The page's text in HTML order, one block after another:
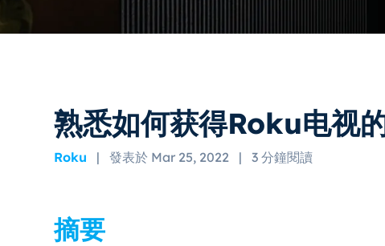
熟悉如何获得Roku电视
Roku | 發表於 Mar 25, 2022 | 3 分鐘閱讀
摘要